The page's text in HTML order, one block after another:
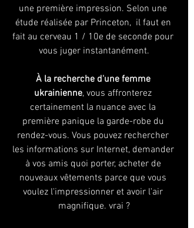
une première impression. Selon une
étude réalisée par Princeton,  il faut en
fait au cerveau 1 / 10e de seconde pour
vous juger instantanément.
À la recherche d'une femme
ukrainienne, vous affronterez
certainement la nuance avec la
première panique la garde-robe du
rendez-vous. Vous pouvez rechercher
les informations sur Internet, demander
à vos amis quoi porter, acheter de
nouveaux vêtements parce que vous
voulez l'impressionner et avoir l'air
magnifique. vrai ?